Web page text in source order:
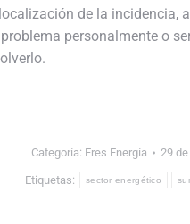
de la incidencia,
personalmente o
Categoría: Eres Energía 29
Etiquetas: sector energético